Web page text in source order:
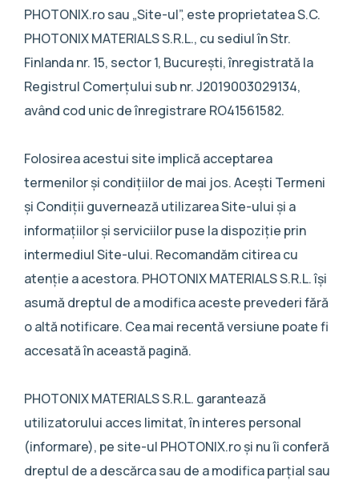
PHOTONIX.ro sau „Site-ul”, este proprietatea S.C.
PHOTONIX MATERIALS S.R.L., cu sediul în Str.
Finlanda nr. 15, sector 1, București, înregistrată la
Registrul Comerţului sub nr. J2019003029134,
având cod unic de înregistrare RO41561582.
Folosirea acestui site implică acceptarea
termenilor și condițiilor de mai jos. Acești Termeni
și Condiții guvernează utilizarea Site-ului și a
informațiilor și serviciilor puse la dispoziție prin
intermediul Site-ului. Recomandăm citirea cu
atenție a acestora. PHOTONIX MATERIALS S.R.L. își
asumă dreptul de a modifica aceste prevederi fără
o altă notificare. Cea mai recentă versiune poate fi
accesată în această pagină.
PHOTONIX MATERIALS S.R.L. garantează
utilizatorului acces limitat, în interes personal
(informare), pe site-ul PHOTONIX.ro și nu îi conferă
dreptul de a descărca sau de a modifica parțial sau